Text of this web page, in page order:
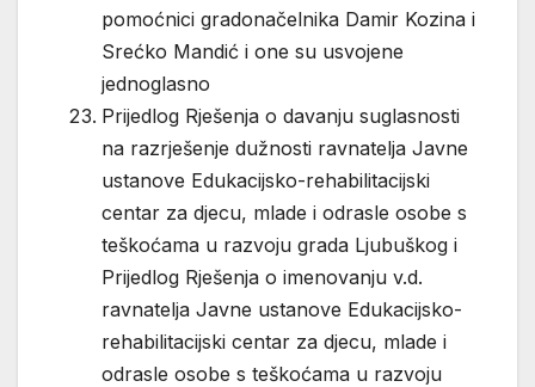
pomoćnici gradonačelnika Damir Kozina i
Srećko Mandić i one su usvojene
jednoglasno
Prijedlog Rješenja o davanju suglasnosti
na razrješenje dužnosti ravnatelja Javne
ustanove Edukacijsko-rehabilitacijski
centar za djecu, mlade i odrasle osobe s
teškoćama u razvoju grada Ljubuškog i
Prijedlog Rješenja o imenovanju v.d.
ravnatelja Javne ustanove Edukacijsko-
rehabilitacijski centar za djecu, mlade i
odrasle osobe s teškoćama u razvoju